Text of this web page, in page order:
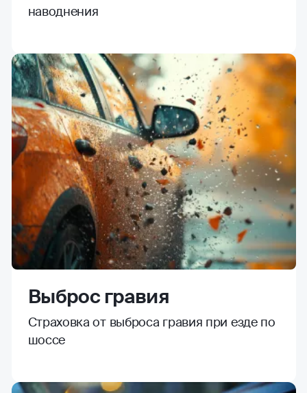
наводнения
Выброс гравия
Страховка от выброса гравия при езде по
шоссе